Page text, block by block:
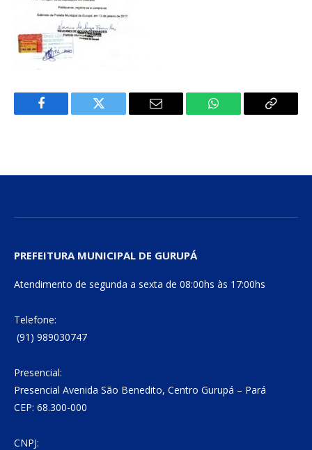
Facebook Twitter
E-
WhatsApp Copiar
PREFEITURA MUNICIPAL DE GURUPÁ
Atendimento de segunda a sexta de 08:00hs às 17:00hs
Telefone:
(91) 989030747
Presencial:
Presencial Avenida São Benedito, Centro Gurupá – Pará
CEP: 68.300-000
CNPJ: